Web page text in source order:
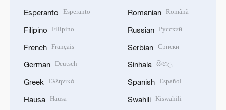
Esperanto Esperanto
Filipino Filipino
French Français
German Deutsch
Greek Ελληνικά
Hausa Hausa
Romanian Română
Russian Русский
Serbian Српски
Sinhala සිංහල
Spanish Español
Swahili Kiswahili